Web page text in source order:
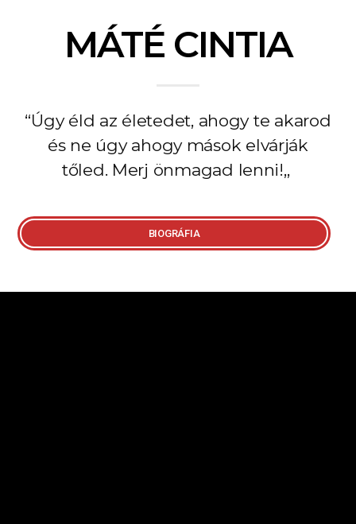
MÁTÉ CINTIA
“Úgy éld az életedet, ahogy te akarod
és ne úgy ahogy mások elvárják
tőled. Merj önmagad lenni!,,
BIOGRÁFIA